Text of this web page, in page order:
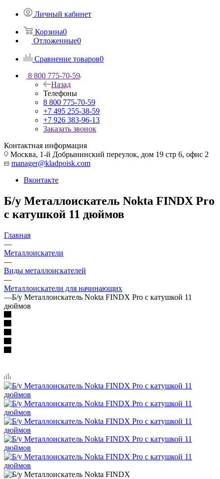
Личный кабинет
Корзина0
Отложенные0
Сравнение товаров0
8 800 775-70-59
Назад
Телефоны
8 800 775-70-59
+7 495 255-38-59
+7 926 383-96-13
Заказать звонок
Контактная информация
Москва, 1-й Добрынинский переулок, дом 19 стр 6, офис 2
manager@kladpoisk.com
Вконтакте
Б/у Металлоискатель Nokta FINDX Pro
с катушкой 11 дюймов
Главная
—
Металлоискатели
—
Виды металлоискателей
—
Металлоискатели для начинающих
—Б/у Металлоискатель Nokta FINDX Pro с катушкой 11
дюймов